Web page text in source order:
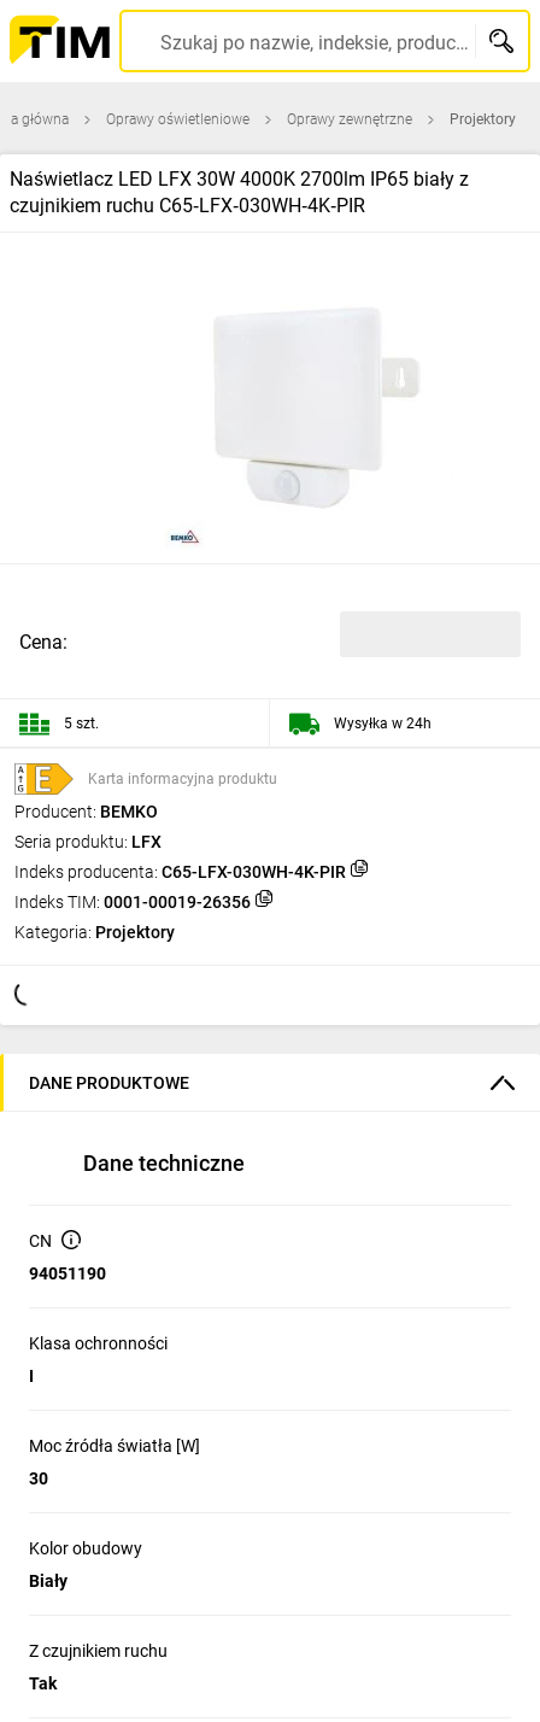
Szukaj po nazwie, indeksie, producencie, kodzie kreskowym...
główna Oprawy oświetleniowe Oprawy zewnętrzne Projektory
Naświetlacz LED LFX 30W 4000K 2700lm IP65 biały z
czujnikiem ruchu C65‑LFX‑030WH‑4K‑PIR
Karta informacyjna produktu
Producent: BEMKO
Seria produktu: LFX
Indeks producenta: C65-LFX-030WH-4K-PIR
Indeks TIM: 0001-00019-26356
Kategoria: Projektory
Cena:
5 szt. Wysyłka w 24h
DANE PRODUKTOWE
Dane techniczne
CN
94051190
Klasa ochronności
I
Moc źródła światła [W]
30
Kolor obudowy
Biały
Z czujnikiem ruchu
Tak